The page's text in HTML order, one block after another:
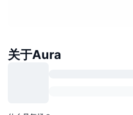
关于Aura